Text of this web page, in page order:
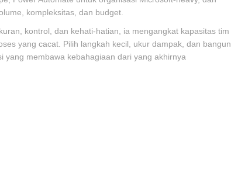
kompleksitas, dan budget.
kontrol, dan kehati-hatian, ia mengangkat kapasitas tim
yang cacat. Pilih langkah kecil, ukur dampak, dan bangun
membawa kebahagiaan dari yang akhirnya